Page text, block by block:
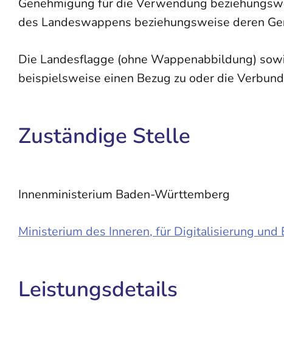
Genehmigung für die Verwendung
des Landeswappens beziehungsweise deren
Die Landesflagge (ohne Wappenabbildung)
beispielsweise einen Bezug zu oder die
Zuständige Stelle
Innenministerium Baden-Württemberg
Ministerium des Inneren, für Digitalisierung und
Leistungsdetails